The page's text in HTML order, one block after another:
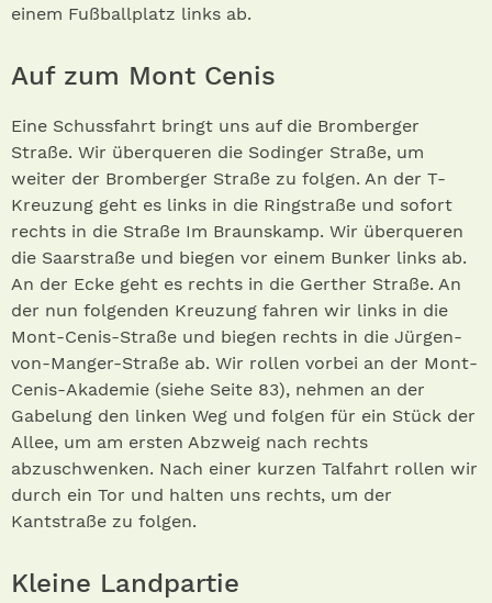
einem Fußballplatz links ab.
Auf zum Mont Cenis
Eine Schussfahrt bringt uns auf die Bromberger
Straße. Wir überqueren die Sodinger Straße, um
weiter der Bromberger Straße zu folgen. An der T-
Kreuzung geht es links in die Ringstraße und sofort
rechts in die Straße Im Braunskamp. Wir überqueren
die Saarstraße und biegen vor einem Bunker links ab.
An der Ecke geht es rechts in die Gerther Straße. An
der nun folgenden Kreuzung fahren wir links in die
Mont-Cenis-Straße und biegen rechts in die Jürgen-
von-Manger-Straße ab. Wir rollen vorbei an der Mont-
Cenis-Akademie (siehe Seite 83), nehmen an der
Gabelung den linken Weg und folgen für ein Stück der
Allee, um am ersten Abzweig nach rechts
abzuschwenken. Nach einer kurzen Talfahrt rollen wir
durch ein Tor und halten uns rechts, um der
Kantstraße zu folgen.
Kleine Landpartie